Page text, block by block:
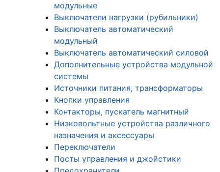
модульные
Выключатели нагрузки (рубильники)
Выключатель автоматический
модульный
Выключатель автоматический силовой
Дополнительные устройства модульной
системы
Источники питания, трансформаторы
Кнопки управления
Контакторы, пускатель магнитный
Низковольтные устройства различного
назначения и аксессуары
Переключатели
Посты управления и джойстики